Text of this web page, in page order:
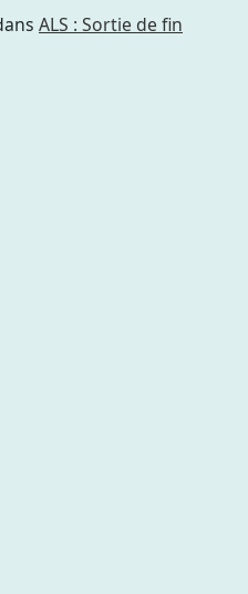
ALS : Sortie de fin